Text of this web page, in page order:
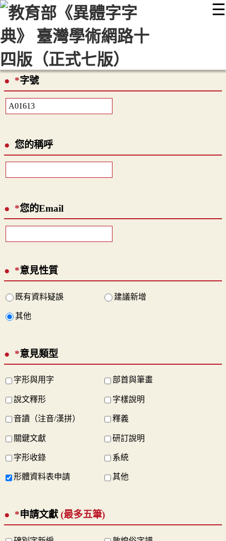
☰
::: 最新消息 常見問題 編輯說明
顯示模式
網站導覽
*字號
您的稱呼
*您的Email
*意見性質
既有資料疑誤 建議新增
其他
*意見類型
字形與用字 部首與筆畫
說文釋形 字樣說明
音讀（注音/漢拼） 釋義
關鍵文獻 研訂說明
字形收錄 系統
形體資料表申請 其他
*申請文獻 (最多五筆)